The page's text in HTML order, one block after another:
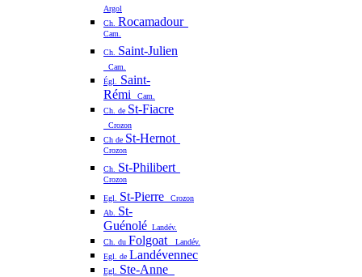
Argol
Ch. Rocamadour
Cam.
Ch. Saint-Julien
Cam.
Égl.
Saint-
Rémi
Cam.
Ch. de St-Fiacre
Crozon
Ch de St-Hernot
Crozon
Ch. St-Philibert
Crozon
Egl. St-Pierre
Crozon
Ab. St-
Guénolé Landév.
Ch. du Folgoat
Landév.
Egl. de Landévennec
Egl. Ste-Anne